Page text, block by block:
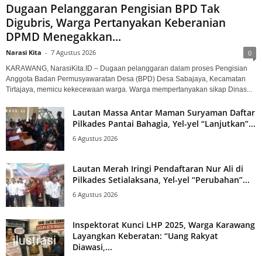
Dugaan Pelanggaran Pengisian BPD Tak
Digubris, Warga Pertanyakan Keberanian
DPMD Menegakkan...
Narasi Kita - 7 Agustus 2026 0
KARAWANG, NarasiKita.ID – Dugaan pelanggaran dalam proses Pengisian
Anggota Badan Permusyawaratan Desa (BPD) Desa Sabajaya, Kecamatan
Tirtajaya, memicu kekecewaan warga. Warga mempertanyakan sikap Dinas...
Lautan Massa Antar Maman Suryaman Daftar
Pilkades Pantai Bahagia, Yel-yel “Lanjutkan”...
6 Agustus 2026
Lautan Merah Iringi Pendaftaran Nur Ali di
Pilkades Setialaksana, Yel-yel “Perubahan”...
6 Agustus 2026
Inspektorat Kunci LHP 2025, Warga Karawang
Layangkan Keberatan: “Uang Rakyat
Diawasi,...